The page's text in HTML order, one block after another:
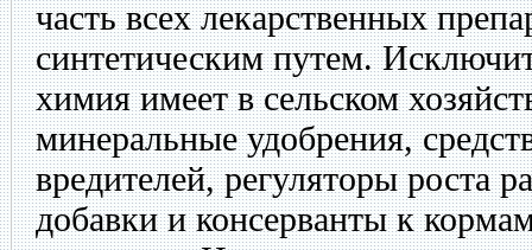
часть всех лекарственных
синтетическим путем.
химия имеет в сельском
минеральные удобрения,
вредителей, регуляторы роста
добавки и консерванты к